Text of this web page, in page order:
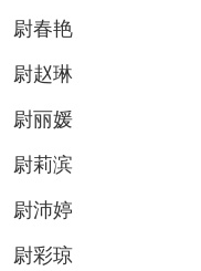
尉春艳
尉赵琳
尉丽媛
尉莉滨
尉沛婷
尉彩琼